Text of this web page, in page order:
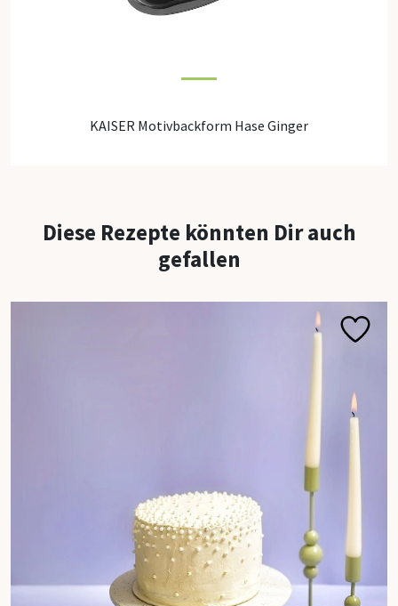
KAISER Motivbackform Hase Ginger
Diese Rezepte könnten Dir auch
gefallen